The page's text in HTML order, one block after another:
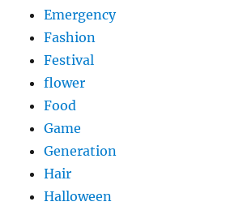
Emergency
Fashion
Festival
flower
Food
Game
Generation
Hair
Halloween